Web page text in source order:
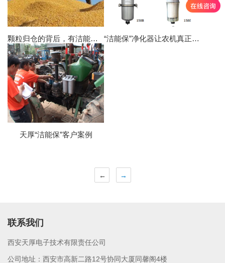
颗粒归仓的背后，有洁能保的强力护航 “洁能保”净化器让农机真正喝上干净油
天厚“洁能保”客户案例
← →
联系我们
西安天厚电子技术有限责任公司
公司地址：西安市高新二路12号协同大厦同馨阁4楼